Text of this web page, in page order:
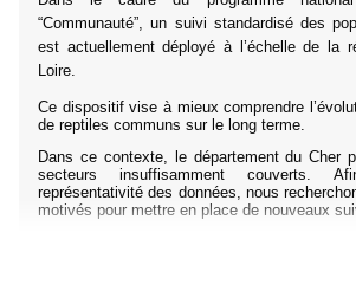
“Communauté”, un suivi standardisé des
est actuellement déployé à l’échelle de la
Loire.
Ce dispositif vise à mieux comprendre
de reptiles communs sur le long terme.
Dans ce contexte, le département du Cher
secteurs insuffisamment couverts.
représentativité des données, nous
motivés pour mettre en place de nouveaux